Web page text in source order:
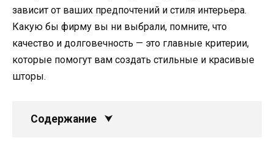
зависит от ваших предпочтений и стиля интерьера.
Какую бы фирму вы ни выбрали, помните, что
качество и долговечность — это главные критерии,
которые помогут вам создать стильные и красивые
шторы.
Содержание